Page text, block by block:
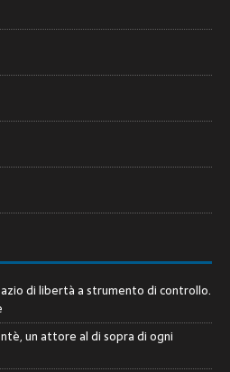
di libertà a strumento di controllo.
un attore al di sopra di ogni